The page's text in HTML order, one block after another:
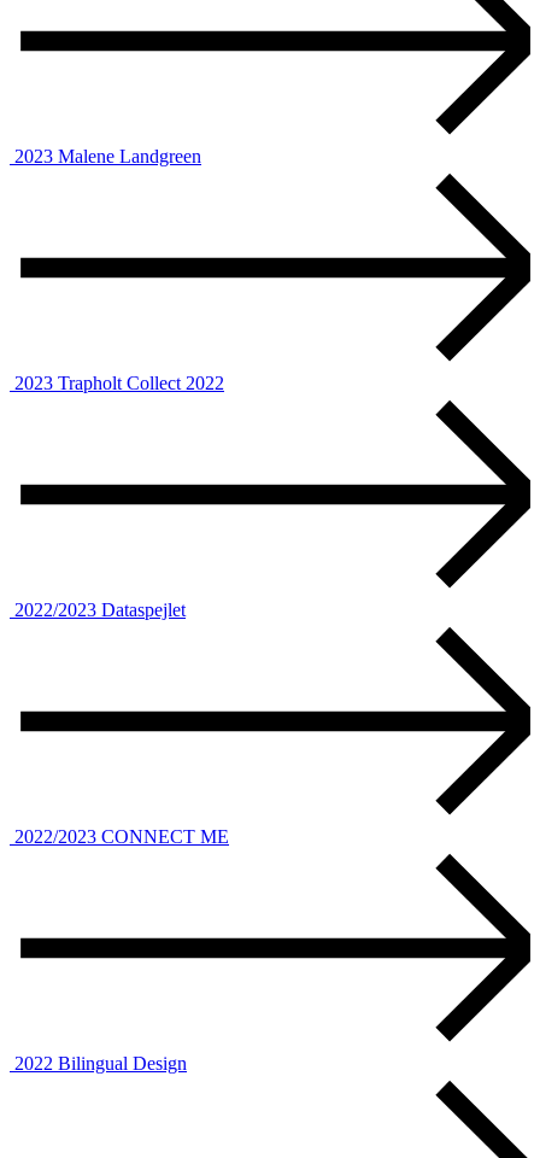
2023 Malene Landgreen
2023 Trapholt Collect 2022
2022/2023 Dataspejlet
2022/2023 CONNECT ME
2022 Bilingual Design